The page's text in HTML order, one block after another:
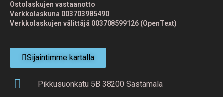
Ostolaskujen vastaanotto
Verkkolaskuna 003703985490
Verkkolaskujen välittäjä 003708599126 (OpenText)
Sijaintimme kartalla
Pikkusuonkatu 5B 38200 Sastamala